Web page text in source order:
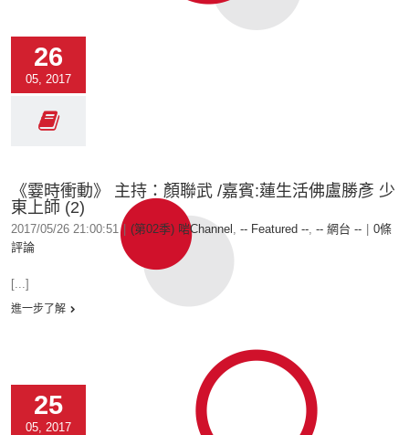
26
05, 2017
《霎時衝動》 主持：顏聯武 /嘉賓:蓮生活佛盧勝彥 少
東上師 (2)
2017/05/26 21:00:51 (第02季) 啱Channel , -- Featured --, -- 網台 --
0條
評論
[...]
進一步了解
25
05, 2017